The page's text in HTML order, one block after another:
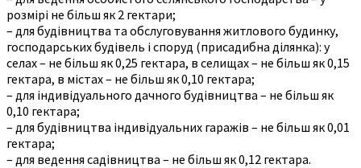
розмірі не більш як 2 гектари;
– для будівництва та обслуговування житлового будинку,
господарських будівель і споруд (присадибна ділянка): у
селах – не більш як 0,25 гектара, в селищах – не більш як 0,15
гектара, в містах – не більш як 0,10 гектара;
– для індивідуального дачного будівництва – не більш як
0,10 гектара;
– для будівництва індивідуальних гаражів – не більш як 0,01
гектара;
– для ведення садівництва – не більш як 0,12 гектара.